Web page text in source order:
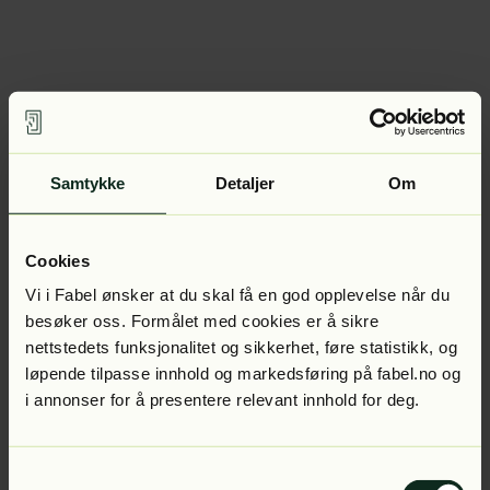
Samtykke Detaljer Om
Cookies
Vi i Fabel ønsker at du skal få en god opplevelse når du
besøker oss. Formålet med cookies er å sikre
nettstedets funksjonalitet og sikkerhet, føre statistikk, og
løpende tilpasse innhold og markedsføring på fabel.no og
i annonser for å presentere relevant innhold for deg.